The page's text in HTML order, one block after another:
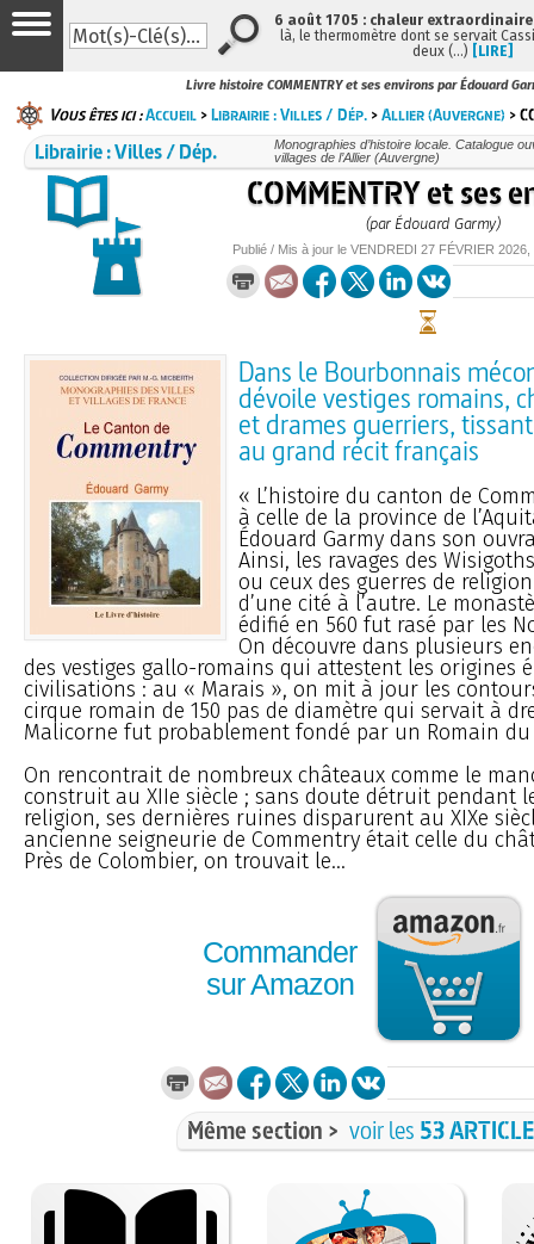
Livre histoire COMMENTRY et ses environs par Édouard
Vous êtes ici :Accueil >Librairie : Villes / Dép. >Allier (Auvergne) >
Librairie : Villes / Dép.
Monographies d’histoire locale. Catalogue
villages de l’Allier (Auvergne)
COMMENTRY et ses
(par Édouard Garmy)
Publié / Mis à jour le VENDREDI 27 FÉVRIER 2026,
Dans le Bourbonnais
dévoile vestiges romains,
et drames guerriers,
au grand récit français
« L’histoire du canton de
à celle de la province de
Édouard Garmy dans son
Ainsi, les ravages des
ou ceux des guerres de
d’une cité à l’autre. Le
édifié en 560 fut rasé par les
On découvre dans plusieurs
des vestiges gallo-romains qui attestent les origines
civilisations : au « Marais », on mit à jour les
cirque romain de 150 pas de diamètre qui servait à
Malicorne fut probablement fondé par un Romain
On rencontrait de nombreux châteaux comme le
construit au XIIe siècle ; sans doute détruit pendant
religion, ses dernières ruines disparurent au XIXe
ancienne seigneurie de Commentry était celle du
Près de Colombier, on trouvait le...
Commander
sur Amazon
Même section > voir les 53
6 août 1705 : chaleur
là, le thermomètre dont se servait
deux (…) [LIRE]